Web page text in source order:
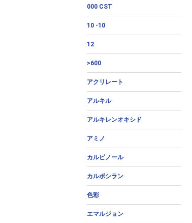
000 CST
10 -10
12
>600
アクリレート
アルキル
アルキレンオキシド
アミノ
カルビノール
カルボシラン
色彩
エマルジョン